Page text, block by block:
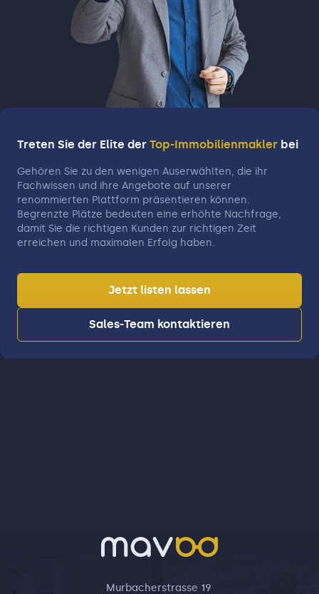
Treten Sie der Elite der Top-Immobilienmakler bei
Gehören Sie zu den wenigen Auserwählten, die ihr
Fachwissen und ihre Angebote auf unserer
renommierten Plattform präsentieren können.
Begrenzte Plätze bedeuten eine erhöhte Nachfrage,
damit Sie die richtigen Kunden zur richtigen Zeit
erreichen und maximalen Erfolg haben.
Jetzt listen lassen
Sales-Team kontaktieren
Murbacherstrasse 19